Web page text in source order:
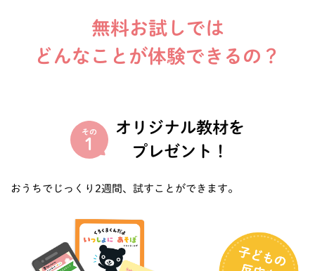
無料お試しでは
どんなことが体験できるの？
その
1
オリジナル教材を
プレゼント！
おうちでじっくり2週間、試すことができます。